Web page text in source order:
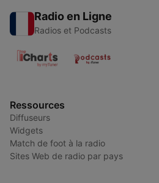
Radio en Ligne
Radios et Podcasts
Ressources
Diffuseurs
Widgets
Match de foot à la radio
Sites Web de radio par pays